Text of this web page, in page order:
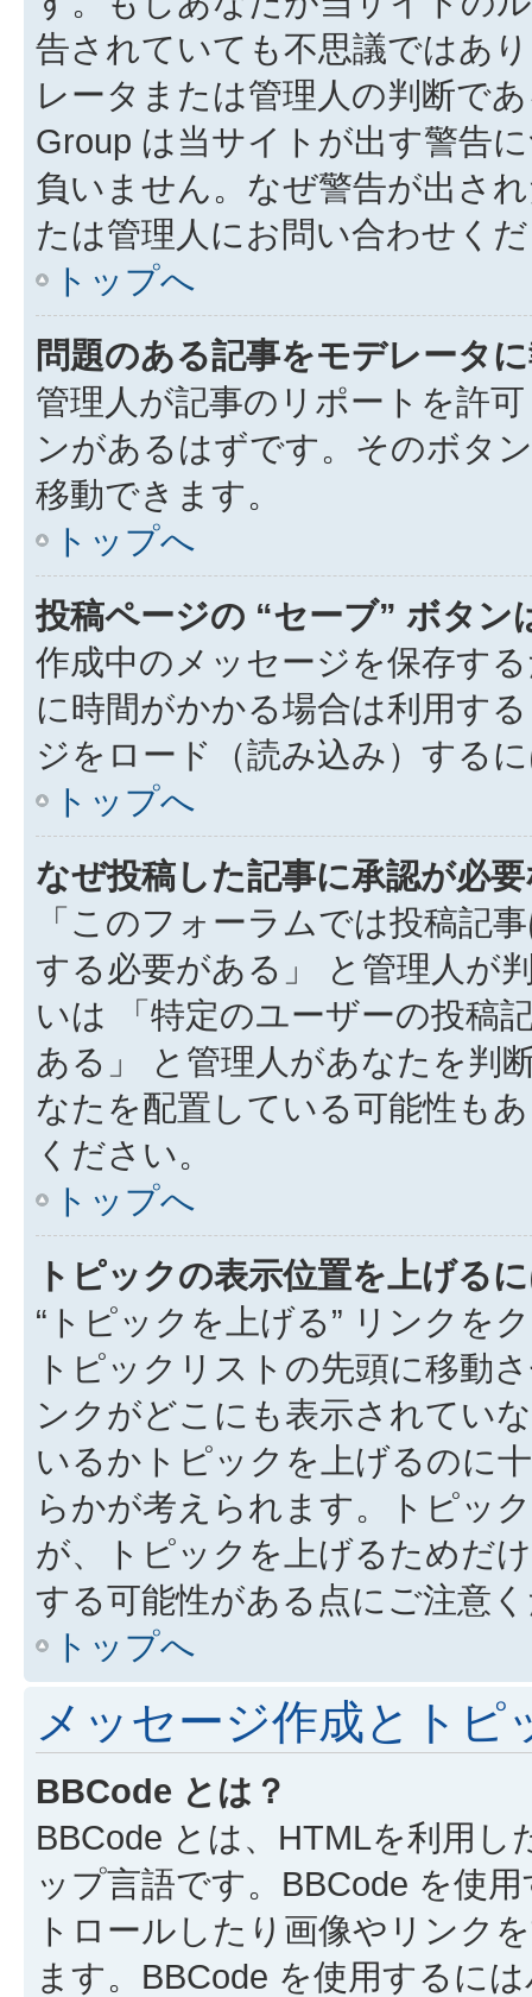
告されていても不思議ではあ
レータまたは管理人の判断で
Group は当サイトが出す警告
負いません。なぜ警告が出さ
たは管理人にお問い合わせく
トップへ
問題のある記事をモデレータ
管理人が記事のリポートを許
ンがあるはずです。そのボタ
移動できます。
トップへ
投稿ページの “セーブ” ボタン
作成中のメッセージを保存す
に時間がかかる場合は利用す
ジをロード（読み込み）する
トップへ
なぜ投稿した記事に承認が必
「このフォーラムでは投稿記
する必要がある」 と管理人が
いは 「特定のユーザーの投稿
ある」 と管理人があなたを判
なたを配置している可能性も
ください。
トップへ
トピックの表示位置を上げる
“トピックを上げる” リンクを
トピックリストの先頭に移動
ンクがどこにも表示されてい
いるかトピックを上げるのに
らかが考えられます。トピッ
が、トピックを上げるためだ
する可能性がある点にご注意
トップへ
メッセージ作成とトピ
BBCode とは？
BBCode とは、HTMLを利用
ップ言語です。BBCode を使
トロールしたり画像やリンク
ます。BBCode を使用するに